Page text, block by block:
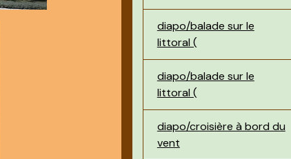
diapo/balade sur le
littoral (
diapo/balade sur le
littoral (
diapo/croisière à bord du
vent